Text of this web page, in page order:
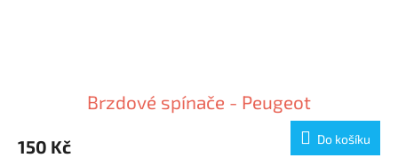
Brzdové spínače - Peugeot
150 Kč Do košíku